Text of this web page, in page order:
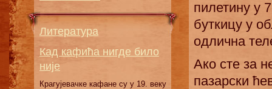
Литература
Кад кафића нигде било
није
Крагујевачке кафане су у 19. веку
пилетину у
буткицу у
одлична
Ако сте за
пазарски